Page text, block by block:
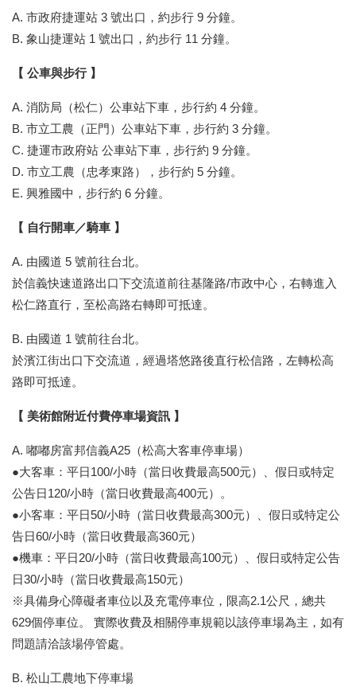
A. 市政府捷運站 3 號出口，約步行 9 分鐘。
B. 象山捷運站 1 號出口，約步行 11 分鐘。
【 公車與步行 】
A. 消防局（松仁）公車站下車，步行約 4 分鐘。
B. 市立工農（正門）公車站下車，步行約 3 分鐘。
C. 捷運市政府站 公車站下車，步行約 9 分鐘。
D. 市立工農（忠孝東路），步行約 5 分鐘。
E. 興雅國中，步行約 6 分鐘。
【 自行開車／騎車 】
A. 由國道 5 號前往台北。
於信義快速道路出口下交流道前往基隆路/市政中心，右轉進入
松仁路直行，至松高路右轉即可抵達。
B. 由國道 1 號前往台北。
於濱江街出口下交流道，經過塔悠路後直行松信路，左轉松高
路即可抵達。
【 美術館附近付費停車場資訊 】
A. 嘟嘟房富邦信義A25（松高大客車停車場）
●大客車：平日100/小時（當日收費最高500元）、假日或特定
公告日120/小時（當日收費最高400元）。
●小客車：平日50/小時（當日收費最高300元）、假日或特定公
告日60/小時（當日收費最高360元）
●機車：平日20/小時（當日收費最高100元）、假日或特定公告
日30/小時（當日收費最高150元）
※具備身心障礙者車位以及充電停車位，限高2.1公尺，總共
629個停車位。 實際收費及相關停車規範以該停車場為主，如有
問題請洽該場停管處。
B. 松山工農地下停車場